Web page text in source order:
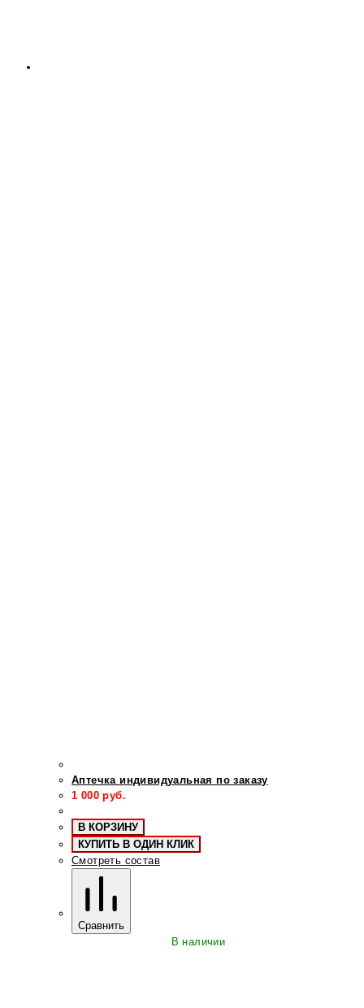
Аптечка индивидуальная по заказу
1 000 руб.
В КОРЗИНУ
КУПИТЬ В ОДИН КЛИК
Смотреть состав
Сравнить
В наличии